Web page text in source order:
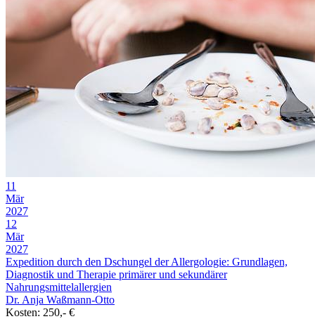
11
Mär
2027
12
Mär
2027
Expedition durch den Dschungel der Allergologie: Grundlagen,
Diagnostik und Therapie primärer und sekundärer
Nahrungsmittelallergien
Dr. Anja Waßmann-Otto
Kosten: 250,- €